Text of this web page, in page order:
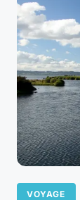
VOYAGE